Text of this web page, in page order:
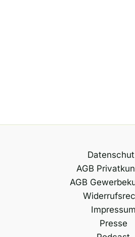
AGB
AGB
Impressum
Presse